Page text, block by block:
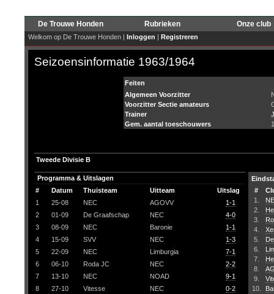
De Trouwe Honden Rubrieken Onze club
Welkom op De Trouwe Honden | Inloggen | Registreren
Seizoensinformatie 1963/1964
Feiten
Algemeen Voorzitter
Voorzitter Sectie amateurs
Trainer
Gem. aantal toeschouwers
Tweede Divisie B
Programma & Uitslagen
#
Datum Thuisteam Uitteam
Uitslag
1
25-08 NEC AGOVV
1-1
2
01-09 De Graafschap NEC
4-0
3
08-09 NEC Baronie
1-1
4
15-09 SVV NEC
1-3
5
22-09 NEC Limburgia
7-1
6
06-10 Roda JC NEC
2-2
7
13-10 NEC NOAD
9-1
8
27-10 Vitesse NEC
0-2
#
1.
2.
3.
4.
5.
6.
7.
8.
9.
10.